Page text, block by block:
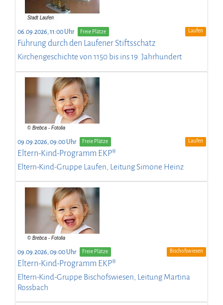
06.09.2026, 11:00 Uhr Freie Plätze Laufen
Führung durch den Laufener Stiftsschatz
Kirchengeschichte von 1150 bis ins 19. Jahrhundert
09.09.2026, 09:00 Uhr Freie Plätze Laufen
Eltern-Kind-Programm EKP®
Eltern-Kind-Gruppe Laufen, Leitung Simone Heinz
09.09.2026, 09:00 Uhr Freie Plätze Bischofswiesen
Eltern-Kind-Programm EKP®
Eltern-Kind-Gruppe Bischofswiesen, Leitung Martina
Rossbach